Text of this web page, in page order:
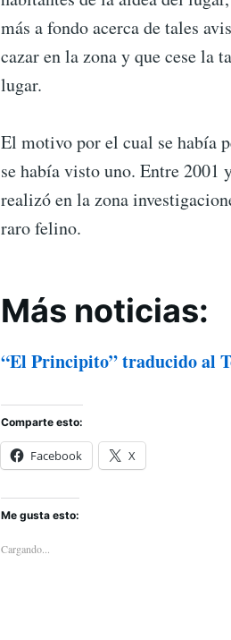
más a fondo acerca de tales
cazar en la zona y que cese la
lugar.
El motivo por el cual se había
se había visto uno. Entre 2001
realizó en la zona
raro felino.
Más noticias:
“El Principito” traducido al
Comparte esto:
Facebook X
Me gusta esto:
Cargando...